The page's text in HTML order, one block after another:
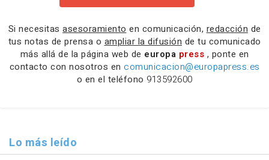
Si necesitas asesoramiento en comunicación, redacción de
tus notas de prensa o ampliar la difusión de tu comunicado
más allá de la página web de europa press , ponte en
contacto con nosotros en comunicacion@europapress.es
o en el teléfono 913592600
Lo más leído